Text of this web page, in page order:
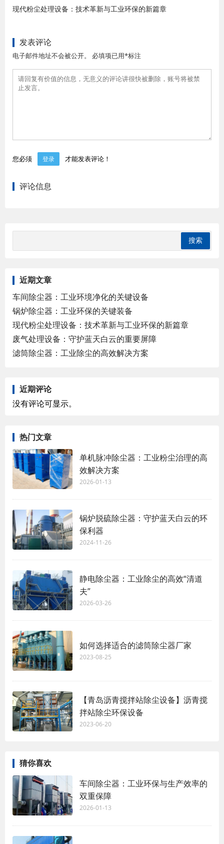
现代粉尘处理设备：技术革新与工业环保的新篇章
发表评论
电子邮件地址不会被公开。 必填项已用*标注
您必须 登录 才能发表评论！
评论信息
近期文章
车间除尘器：工业环境净化的关键设备
锅炉除尘器：工业环保的关键装备
现代粉尘处理设备：技术革新与工业环保的新篇章
废气处理设备：守护蓝天白云的重要屏障
滤筒除尘器：工业除尘的高效解决方案
近期评论
没有评论可显示。
热门文章
单机脉冲除尘器：工业粉尘治理的高
效解决方案
2026-01-13
锅炉脱硫除尘器：守护蓝天白云的环
保利器
2024-11-26
静电除尘器：工业除尘的高效“清道
夫”
2026-03-26
如何选择适合的滤筒除尘器厂家
2023-08-25
【青岛沥青搅拌站除尘设备】沥青搅
拌站除尘环保设备
2023-06-20
猜你喜欢
车间除尘器：工业环保与生产效率的
双重保障
2026-01-13